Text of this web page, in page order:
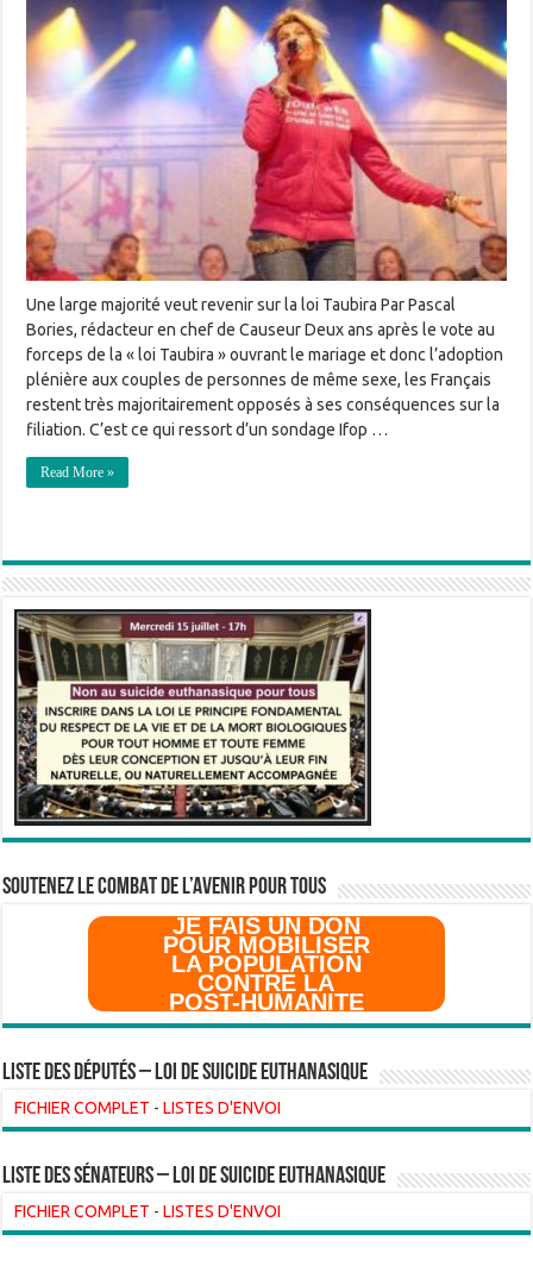
Une large majorité veut revenir sur la loi Taubira Par Pascal
Bories, rédacteur en chef de Causeur Deux ans après le vote au
forceps de la « loi Taubira » ouvrant le mariage et donc l’adoption
plénière aux couples de personnes de même sexe, les Français
restent très majoritairement opposés à ses conséquences sur la
filiation. C’est ce qui ressort d’un sondage Ifop …
Read More »
SOUTENEZ LE COMBAT DE L’AVenir pour Tous
JE FAIS UN DON
POUR MOBILISER
LA POPULATION
CONTRE LA
POST-HUMANITE
Liste des Députés – Loi de suicide euthanasique
FICHIER COMPLET -LISTES D'ENVOI
liste des sénateurs – loi de suicide euthanasique
FICHIER COMPLET -LISTES D'ENVOI